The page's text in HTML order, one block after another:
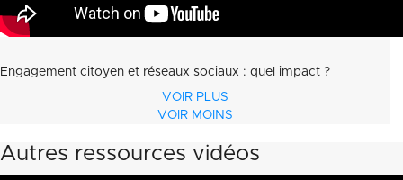
Engagement citoyen et réseaux sociaux : quel impact ?
VOIR PLUS
VOIR MOINS
Autres ressources vidéos